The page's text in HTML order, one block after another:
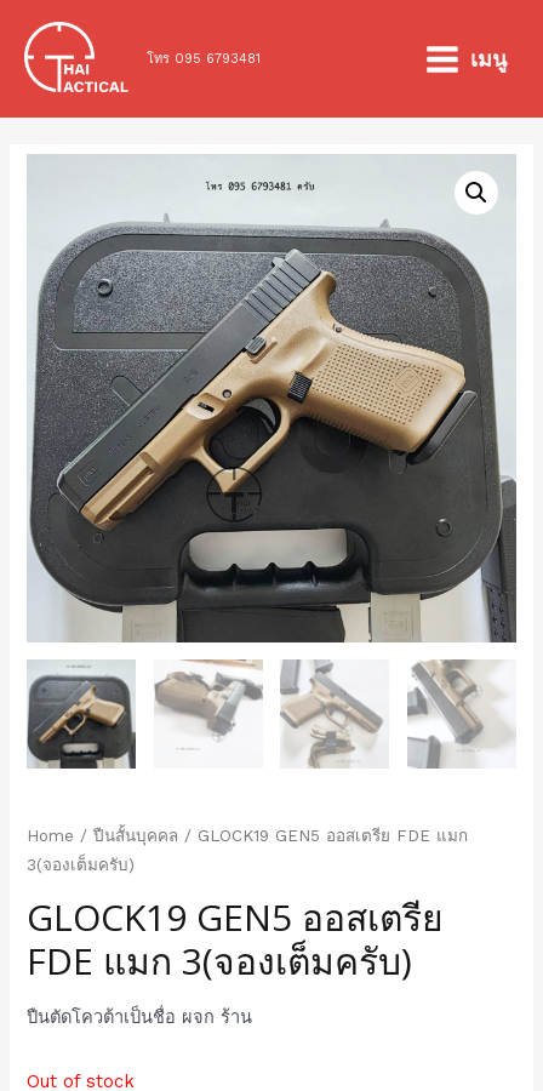
content
โทร 095 6793481
MAIN
MENU
เมนู
Home /ปืนสั้นบุคคล / GLOCK19 GEN5 ออสเตรีย FDE แมก
3(จองเต็มครับ)
GLOCK19 GEN5 ออสเตรีย
FDE แมก 3(จองเต็มครับ)
ปืนตัดโควต้าเป็นชื่อ ผจก ร้าน
Out of stock